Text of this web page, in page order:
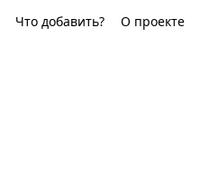
Что добавить? О проекте